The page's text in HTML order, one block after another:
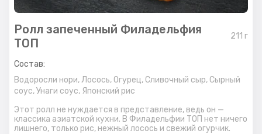
Ролл запеченный Филадельфия
ТОП
211 г
Состав:
Водоросли нори,Лосось, Огурец, Сливочный сыр, Сырный
соус,Унаги соус, Японский рис
Этот ролл не нуждается в представление, ведь он —
классика азиатской кухни. В Филадельфии ТОП нет ничего
лишнего, только рис, нежный лосось и свежий огурчик.